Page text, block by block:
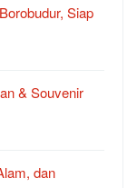
Siap
& Souvenir
dan